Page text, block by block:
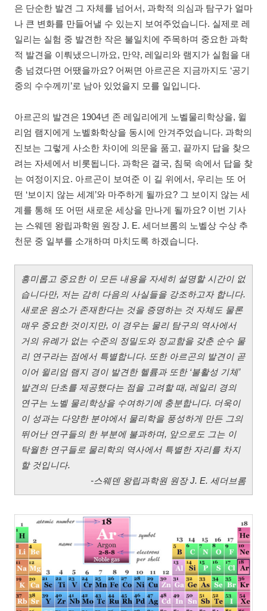
은 단순한 발견 그 자체를 넘어서, 과학적 의심과 탐구가 얼마
나 큰 변화를 만들어낼 수 있는지 보여주었습니다. 실제로 레
일리는 실험 중 발견한 작은 불일치에 주목하며 중요한 과학
적 발견을 이뤄냈으니까요, 만약, 레일리와 램지가 실험을 대
충 넘겼다면 어땠을까요? 어쩌면 아르곤은 지금까지도 ‘공기
중의 수수께끼’로 남아 있었을지 모를 일입니다.
아르곤의 발견은 1904년 존 레일리에게 노벨물리학상을, 윌
리엄 램지에게 노벨화학상을 동시에 안겨주었습니다. 과학의
진보는 그렇게 사소한 차이에 의문을 품고, 끝까지 답을 찾으
려는 자세에서 비롯됩니다. 과학은 결국, 침묵 속에서 답을 찾
는 여정이지요. 아르곤이 보여준 이 길 위에서, 우리는 또 어
떤 ‘보이지 않는 세계’와 마주하게 될까요? 그 보이지 않는 세
계를 통해 또 어떤 새로운 세상을 만나게 될까요? 이번 기사
는 스웨덴 왕립과학원 원장 J. E. 세더브롬의 노벨상 수상 추
천문 중 일부를 소개하며 마치도록 하겠습니다.
흥미롭고 중요한 이 모든 내용을 자세히 설명할 시간이 없
습니다만, 저는 감히 다음의 사실들을 강조하고자 합니다.
새로운 원소가 존재한다는 것을 증명하는 것 자체도 물론
매우 중요한 것이지만, 이 경우는 물리 탐구의 역사에서
거의 유례가 없는 수준의 정밀도와 정교함을 갖춘 순수 물
리 연구라는 점에서 특별합니다. 또한 아르곤의 발견이 곧
이어 윌리엄 램지 경이 발견한 헬륨과 또한 ‘불활성 기체’
발견의 단초를 제공했다는 점을 고려할 때, 레일리 경의
연구는 노벨 물리학상을 수여하기에 충분합니다. 더욱이
이 성과는 다양한 분야에서 물리학을 풍성하게 만든 그의
뛰어난 연구들의 한 부분에 불과하며, 앞으로도 그는 이
탁월한 연구들로 물리학의 역사에서 특별한 자리를 차지
할 것입니다.
-스웨덴 왕립과학원 원장 J. E. 세더브롬